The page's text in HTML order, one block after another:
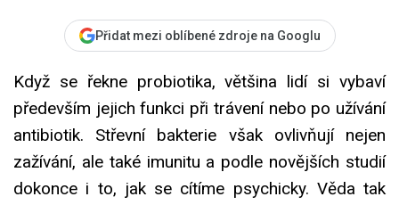
Přidat mezi oblíbené zdroje na Googlu
Když se řekne probiotika, většina lidí si vybaví
především jejich funkci při trávení nebo po užívání
antibiotik. Střevní bakterie však ovlivňují nejen
zažívání, ale také imunitu a podle novějších studií
dokonce i to, jak se cítíme psychicky. Věda tak